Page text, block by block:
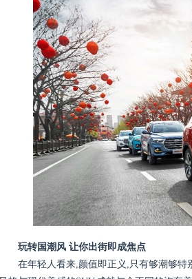
玩转国潮风 让你出街即成焦点
在年轻人看来,颜值即正义,只有够潮够